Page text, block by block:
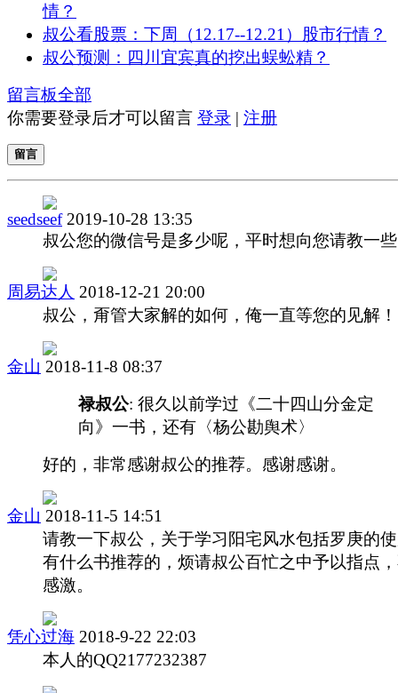
情？
叔公看股票：下周（12.17--12.21）股市行情？
叔公预测：四川宜宾真的挖出蜈蚣精？
留言板全部
你需要登录后才可以留言 登录 | 注册
留言
seedseef 2019-10-28 13:35
叔公您的微信号是多少呢，平时想向您请教一
周易达人 2018-12-21 20:00
叔公，甭管大家解的如何，俺一直等您的见解！
金山 2018-11-8 08:37
禄叔公: 很久以前学过《二十四山分金定
向》一书，还有〈杨公勘舆术〉
好的，非常感谢叔公的推荐。感谢感谢。
金山 2018-11-5 14:51
请教一下叔公，关于学习阳宅风水包括罗庚的
有什么书推荐的，烦请叔公百忙之中予以指点
感激。
凭心过海 2018-9-22 22:03
本人的QQ2177232387